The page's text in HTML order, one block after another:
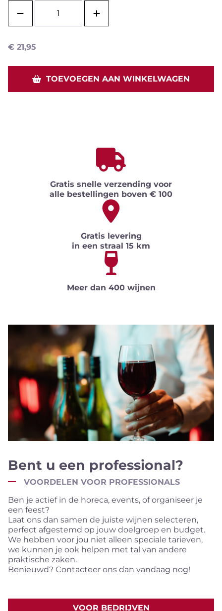
€ 21,95
TOEVOEGEN AAN WINKELWAGEN
Gratis snelle verzending voor
alle bestellingen boven € 100
Gratis levering
in een straal 15 km
Meer dan 400 wijnen
Bent u een professional?
VOORDELEN VOOR PROFESSIONALS
Ben je actief in de horeca, events, of organiseer je
een feest?
Laat ons dan samen de juiste wijnen selecteren,
perfect afgestemd op jouw doelgroep en budget.
We hebben voor jou niet alleen speciale tarieven,
we kunnen je ook helpen met tal van andere
praktische zaken.
Benieuwd? Contacteer ons dan vandaag nog!
VOOR BEDRIJVEN